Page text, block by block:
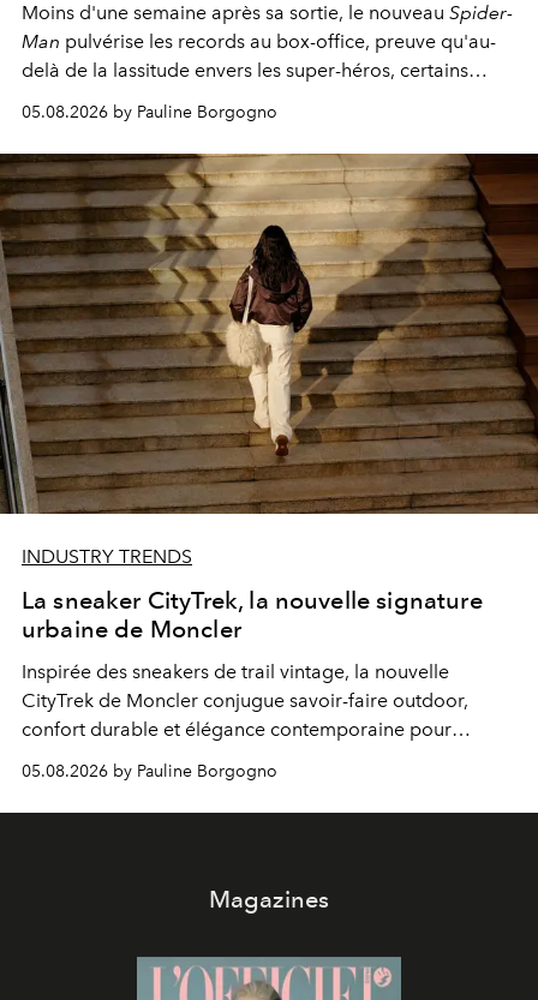
Moins d'une semaine après sa sortie, le nouveau Spider-
Man pulvérise les records au box-office, preuve qu'au-
delà de la lassitude envers les super-héros, certains
personnages continuent de susciter une ferveur intacte.
05.08.2026 by Pauline Borgogno
INDUSTRY TRENDS
La sneaker CityTrek, la nouvelle signature
urbaine de Moncler
Inspirée des sneakers de trail vintage, la nouvelle
CityTrek de Moncler conjugue savoir-faire outdoor,
confort durable et élégance contemporaine pour
accompagner les explorations du quotidien.
05.08.2026 by Pauline Borgogno
Magazines